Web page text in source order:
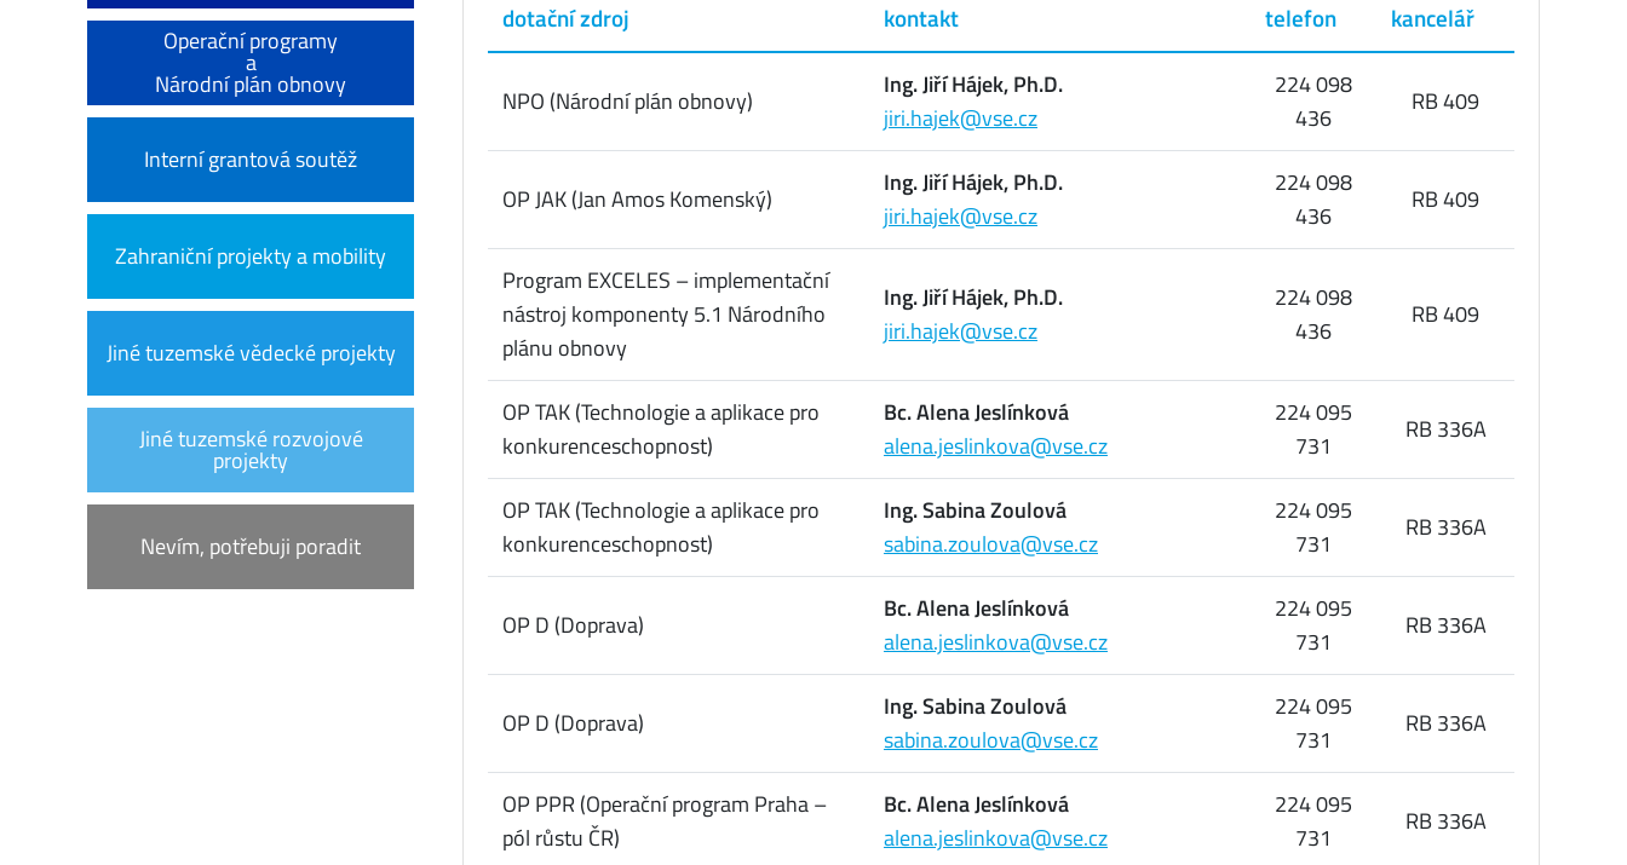
dotační zdroj kontakt telefon kancelář
NPO (Národní plán obnovy)
Ing. Jiří Hájek, Ph.D.
jiri.hajek@vse.cz
224 098
436
RB 409
OP JAK (Jan Amos Komenský)
Ing. Jiří Hájek, Ph.D.
jiri.hajek@vse.cz
224 098
436
RB 409
Program EXCELES – implementační
nástroj komponenty 5.1 Národního
plánu obnovy
Ing. Jiří Hájek, Ph.D.
jiri.hajek@vse.cz
224 098
436
RB 409
OP TAK (Technologie a aplikace pro
konkurenceschopnost)
Bc. Alena Jeslínková
alena.jeslinkova@vse.cz
224 095
731
RB 336A
OP TAK (Technologie a aplikace pro
konkurenceschopnost)
Ing. Sabina Zoulová
sabina.zoulova@vse.cz
224 095
731
RB 336A
OP D (Doprava)
Bc. Alena Jeslínková
alena.jeslinkova@vse.cz
224 095
731
RB 336A
OP D (Doprava)
Ing. Sabina Zoulová
sabina.zoulova@vse.cz
224 095
731
RB 336A
OP PPR (Operační program Praha –
pól růstu ČR)
Bc. Alena Jeslínková
alena.jeslinkova@vse.cz
224 095
731
RB 336A
Operační programy
a
Národní plán obnovy
Interní grantová soutěž
Zahraniční projekty a mobility
Jiné tuzemské vědecké projekty
Jiné tuzemské rozvojové
projekty
Nevím, potřebuji poradit